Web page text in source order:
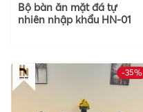
Bộ bàn ăn mặt đá tự
nhiên nhập khẩu HN-01
-35%